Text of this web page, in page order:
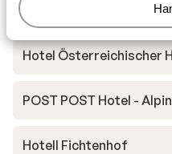
A-ROSA Collection
Hotel Österreichischer
POST POST Hotel -
Hotell Fichtenhof